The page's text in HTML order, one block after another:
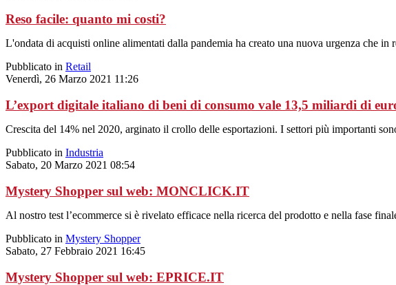
Reso facile: quanto mi costi?
L'ondata di acquisti online alimentati dalla pandemia ha creato una nuova urgenza che in
Pubblicato in Retail
Venerdì, 26 Marzo 2021 11:26
L’export digitale italiano di beni di consumo vale 13,5 miliardi di
Crescita del 14% nel 2020, arginato il crollo delle esportazioni. I settori più importanti
Pubblicato in Industria
Sabato, 20 Marzo 2021 08:54
Mystery Shopper sul web: MONCLICK.IT
Al nostro test l’ecommerce si è rivelato efficace nella ricerca del prodotto e nella fase
Pubblicato in Mystery Shopper
Sabato, 27 Febbraio 2021 16:45
Mystery Shopper sul web: EPRICE.IT